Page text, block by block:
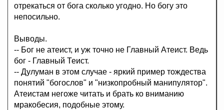
отрекаться от бога сколько угодно. Но богу это
непосильно.
Выводы.
-- Бог не атеист, и уж точно не Главный Атеист. Ведь
бог - Главный Теист.
-- Дулуман в этом случае - яркий пример тождества
понятий "богослов" и "низкопробный манипулятор".
Атеистам негоже читать и брать ко вниманию
мракобесия, подобные этому.